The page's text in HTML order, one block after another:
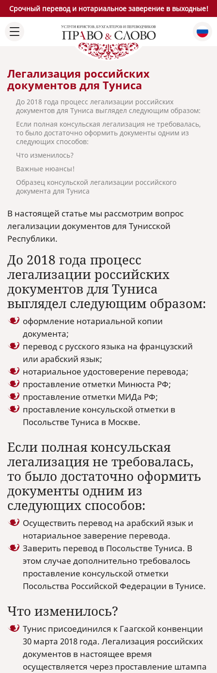
Срочный перевод и нотариальное заверение в выходные!
Легализация российских
документов для Туниса
До 2018 года процесс легализации российских
документов для Туниса выглядел следующим образом:
Если полная консульская легализация не требовалась,
то было достаточно оформить документы одним из
следующих способов:
Что изменилось?
Важные нюансы!
Образец консульской легализации российского
документа для Туниса
В настоящей статье мы рассмотрим вопрос
легализации документов для Тунисской
Республики.
До 2018 года процесс
легализации российских
документов для Туниса
выглядел следующим образом:
оформление нотариальной копии
документа;
перевод с русского языка на французский
или арабский язык;
нотариальное удостоверение перевода;
проставление отметки Минюста РФ;
проставление отметки МИДа РФ;
проставление консульской отметки в
Посольстве Туниса в Москве.
Если полная консульская
легализация не требовалась,
то было достаточно оформить
документы одним из
следующих способов:
Осуществить перевод на арабский язык и
нотариальное заверение перевода.
Заверить перевод в Посольстве Туниса. В
этом случае дополнительно требовалось
проставление консульской отметки
Посольства Российской Федерации в Тунисе.
Что изменилось?
Тунис присоединился к Гаагской конвенции
30 марта 2018 года. Легализация российских
документов в настоящее время
осуществляется через проставление штампа